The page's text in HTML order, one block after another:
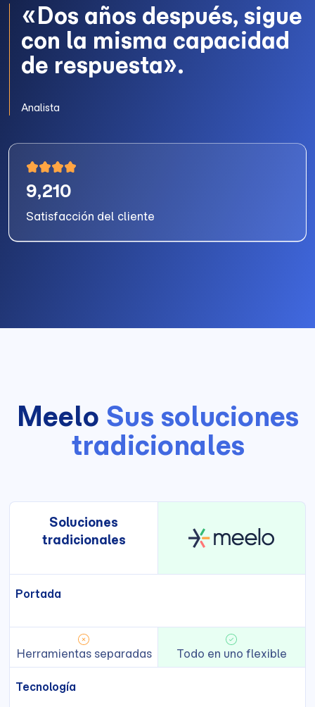
«Dos años después, sigue
con la misma capacidad
de respuesta».
Analista
9,210
Satisfacción del cliente
Meelo Sus soluciones
tradicionales
Soluciones
tradicionales
Portada
Herramientas separadas Todo en uno flexible
Tecnología